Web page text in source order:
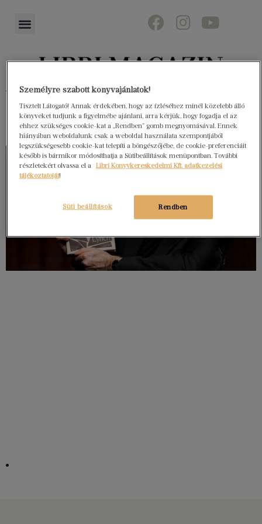
Könyvektől az olvasókig
Személyre szabott könyvajánlatok!
Tisztelt Látogató! Annak érdekében, hogy az ízléséhez minél közelebb álló
könyveket tudjunk a figyelmébe ajánlani, arra kérjük, hogy fogadja el az
ehhez szükséges cookie-kat a „Rendben” gomb megnyomásával. Ennek
hiányában weboldalunk csak a weboldal használata szempontjából
legszükségesebb cookie-kat telepíti a böngészőjébe, de cookie-preferenciáit
később is bármikor módosíthatja a Sütibeállítások menüpontban. További
részletekért olvassa el a
Libri Könyvkereskedelmi Kft. adatkezelési
tájékoztatóját!
Rendben
Süti beállítások